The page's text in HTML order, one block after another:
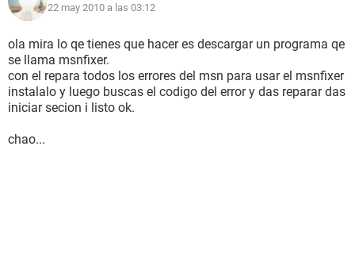
22 may 2010 a las 03:12
ola mira lo qe tienes que hacer es descargar un programa qe
se llama msnfixer.
con el repara todos los errores del msn para usar el msnfixer
instalalo y luego buscas el codigo del error y das reparar das
iniciar secion i listo ok.
chao...